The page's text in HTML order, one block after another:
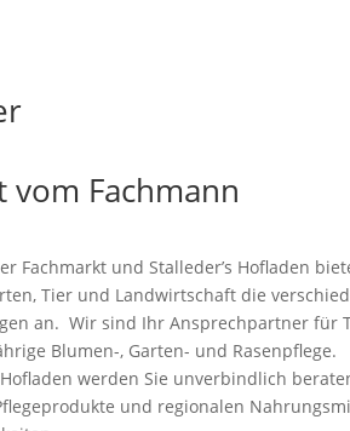
vom Fachmann
Fachmarkt und Stalleder’s Hofladen
Tier und Landwirtschaft die
an. Wir sind Ihr Ansprechpartner für
Blumen-, Garten- und Rasenpflege.
Hofladen werden Sie unverbindlich
und regionalen